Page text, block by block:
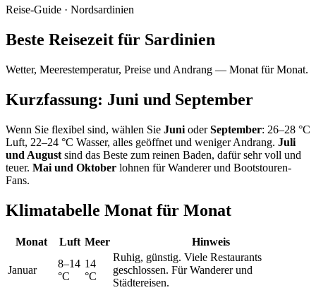
Reise-Guide · Nordsardinien
Beste Reisezeit für Sardinien
Wetter, Meerestemperatur, Preise und Andrang — Monat für Monat.
Kurzfassung: Juni und September
Wenn Sie flexibel sind, wählen Sie Juni oder September: 26–28 °C
Luft, 22–24 °C Wasser, alles geöffnet und weniger Andrang. Juli
und August sind das Beste zum reinen Baden, dafür sehr voll und
teuer. Mai und Oktober lohnen für Wanderer und Bootstouren-
Fans.
Klimatabelle Monat für Monat
Monat Luft Meer Hinweis
Januar
8–14
°C
14
°C
Ruhig, günstig. Viele Restaurants
geschlossen. Für Wanderer und
Städtereisen.